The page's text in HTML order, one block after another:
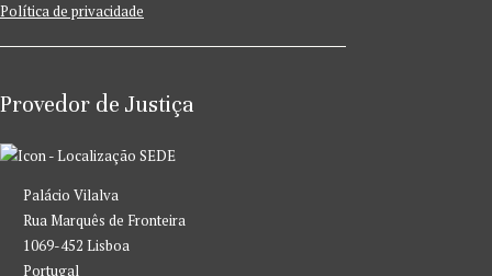
Política de privacidade
Provedor de Justiça
SEDE
Palácio Vilalva
Rua Marquês de Fronteira
1069-452 Lisboa
Portugal